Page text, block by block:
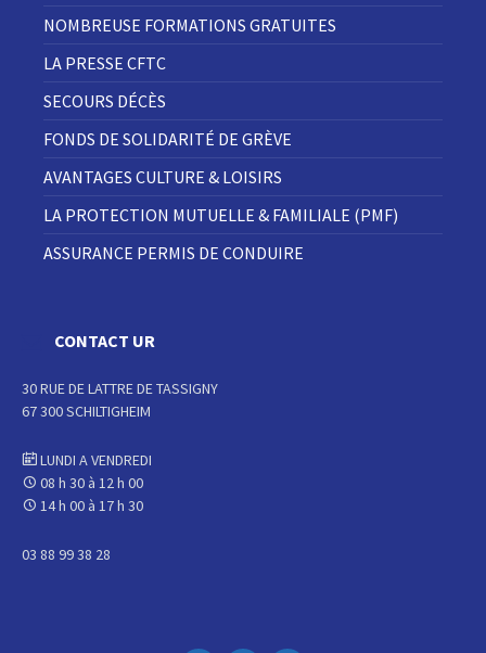
NOMBREUSE FORMATIONS GRATUITES
LA PRESSE CFTC
SECOURS DÉCÈS
FONDS DE SOLIDARITÉ DE GRÈVE
AVANTAGES CULTURE & LOISIRS
LA PROTECTION MUTUELLE & FAMILIALE (PMF)
ASSURANCE PERMIS DE CONDUIRE
CONTACT UR
30 RUE DE LATTRE DE TASSIGNY
67 300 SCHILTIGHEIM
LUNDI A VENDREDI
08 h 30 à 12 h 00
14 h 00 à 17 h 30
03 88 99 38 28